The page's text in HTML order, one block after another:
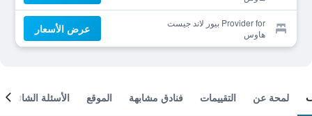
Provider for بيور لاند جيست
هاوس
عرض الأسعار
لمحة عن التقييمات فنادق مشابهة الموقع الأسئلة الشائعة